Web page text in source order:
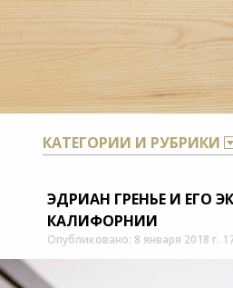
КАТЕГОРИИ И РУБРИКИ
ЭДРИАН ГРЕНЬЕ И ЕГО
КАЛИФОРНИИ
Опубликовано: 8 января 2018 г.